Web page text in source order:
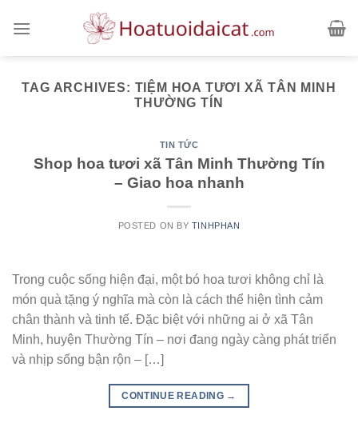
TAG ARCHIVES: TIỆM HOA TƯƠI XÃ TÂN MINH
THƯỜNG TÍN
TIN TỨC
Shop hoa tươi xã Tân Minh Thường Tín
– Giao hoa nhanh
POSTED ON BY TINHPHAN
Trong cuộc sống hiện đại, một bó hoa tươi không chỉ là
món quà tặng ý nghĩa mà còn là cách thể hiện tình cảm
chân thành và tinh tế. Đặc biệt với những ai ở xã Tân
Minh, huyện Thường Tín – nơi đang ngày càng phát triển
và nhịp sống bận rộn – […]
CONTINUE READING →